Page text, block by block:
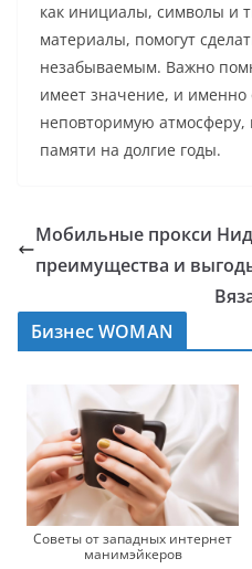
как инициалы, символы и
материалы, помогут
незабываемым. Важно
имеет значение, и именно
неповторимую атмосферу,
памяти на долгие годы.
Мобильные прокси
преимущества и
Бизнес WOMAN
Советы от западных интернет
манимэйкеров